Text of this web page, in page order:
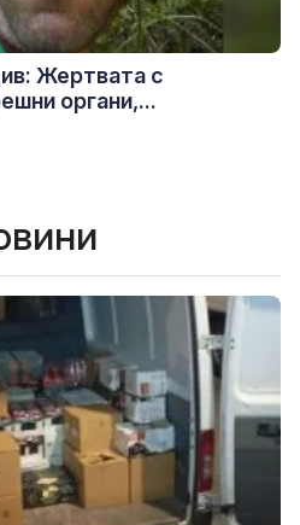
Жертвата с
органи,...